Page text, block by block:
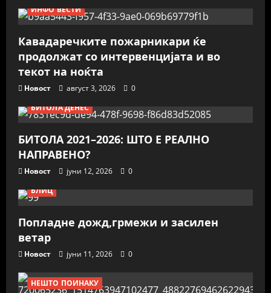
ИНФО ВЕСТИ
Кавадаречките пожарникари ќе
продолжат со интервенцијата и во
текот на ноќта
Новост август 3, 2026
0
БИТОЛА ДЕНЕС
БИТОЛА 2021–2026: ШТО Е РЕАЛНО
НАПРАВЕНО?
Новост јуни 12, 2026
0
БЛИЦ
Попладне дожд,грмежи и засилен
ветар
Новост јуни 11, 2026 0
НЕШТО ПОИНАКУ